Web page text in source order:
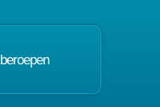
beroepen